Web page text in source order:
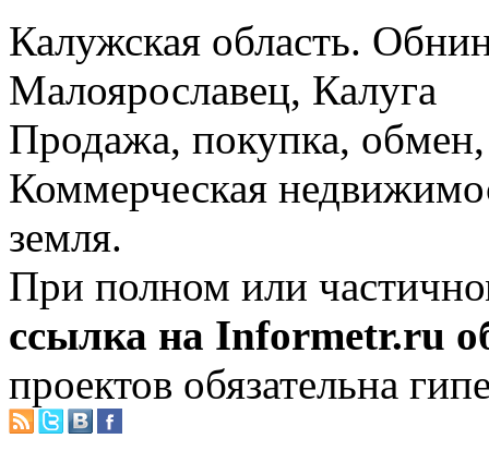
Калужская область.
Малоярославец, Калуга
Продажа, покупка, обмен,
Коммерческая
земля.
При полном или
ссылка на Informetr.ru
проектов обязательна